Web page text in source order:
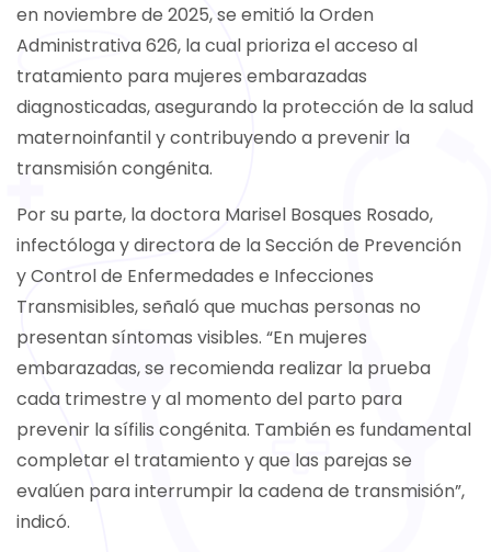
en noviembre de 2025, se emitió la Orden
Administrativa 626, la cual prioriza el acceso al
tratamiento para mujeres embarazadas
diagnosticadas, asegurando la protección de la salud
maternoinfantil y contribuyendo a prevenir la
transmisión congénita.
Por su parte, la doctora Marisel Bosques Rosado,
infectóloga y directora de la Sección de Prevención
y Control de Enfermedades e Infecciones
Transmisibles, señaló que muchas personas no
presentan síntomas visibles. “En mujeres
embarazadas, se recomienda realizar la prueba
cada trimestre y al momento del parto para
prevenir la sífilis congénita. También es fundamental
completar el tratamiento y que las parejas se
evalúen para interrumpir la cadena de transmisión”,
indicó.